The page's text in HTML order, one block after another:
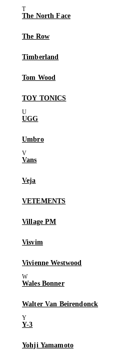
The North Face
The Row
Timberland
Tom Wood
TOY TONICS
UGG
Umbro
Vans
Veja
VETEMENTS
Village PM
Visvim
Vivienne Westwood
Wales Bonner
Walter Van Beirendonck
Y-3
Yohji Yamamoto